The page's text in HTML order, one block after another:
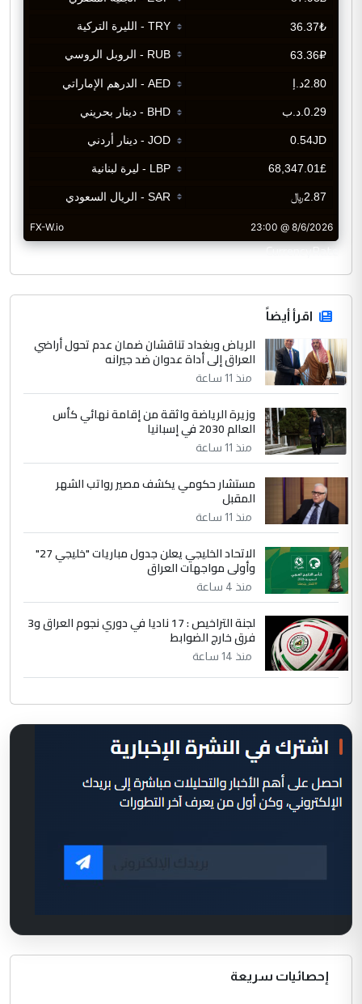
CurrencyRate
اقرأ أيضاً
الرياض وبغداد تناقشان ضمان عدم تحول أراضي
العراق إلى أداة عدوان ضد جيرانه
منذ 11 ساعة
وزيرة الرياضة واثقة من إقامة نهائي كأس
العالم 2030 في إسبانيا
منذ 11 ساعة
مستشار حكومي يكشف مصير رواتب الشهر
المقبل
منذ 11 ساعة
الاتحاد الخليجي يعلن جدول مباريات "خليجي 27"
وأولى مواجهات العراق
منذ 4 ساعة
لجنة التراخيص : 17 ناديا في دوري نجوم العراق و3
فرق خارج الضوابط
منذ 14 ساعة
إحصائيات سريعة